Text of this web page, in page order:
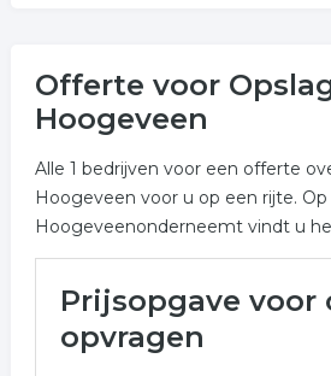
Offerte voor
Hoogeveen
Alle 1 bedrijven voor een offerte
Hoogeveen voor u op een rijte. Op
Hoogeveenonderneemt vindt u
Hoogeveen
Prijsopgave voor
opvragen